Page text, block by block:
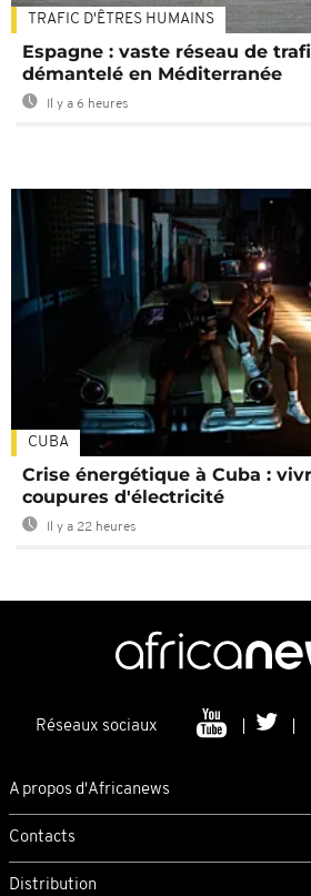
TRAFIC D'ÊTRES HUMAINS
Espagne : vaste réseau de
démantelé en Méditerranée
Il y a 6 heures
CUBA
Crise énergétique à Cuba :
coupures d'électricité
Il y a 22 heures
Réseaux sociaux
A propos d'Africanews
Contacts
Distribution